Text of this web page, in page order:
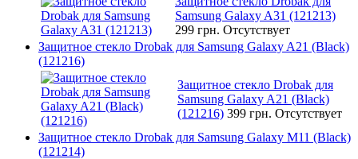
Samsung Galaxy A31 (121213)
299 грн. Отсутствует
Защитное стекло Drobak для Samsung Galaxy A21 (Black)
(121216)
Защитное стекло Drobak для
Samsung Galaxy A21 (Black)
(121216) 399 грн. Отсутствует
Защитное стекло Drobak для Samsung Galaxy M11 (Black)
(121214)